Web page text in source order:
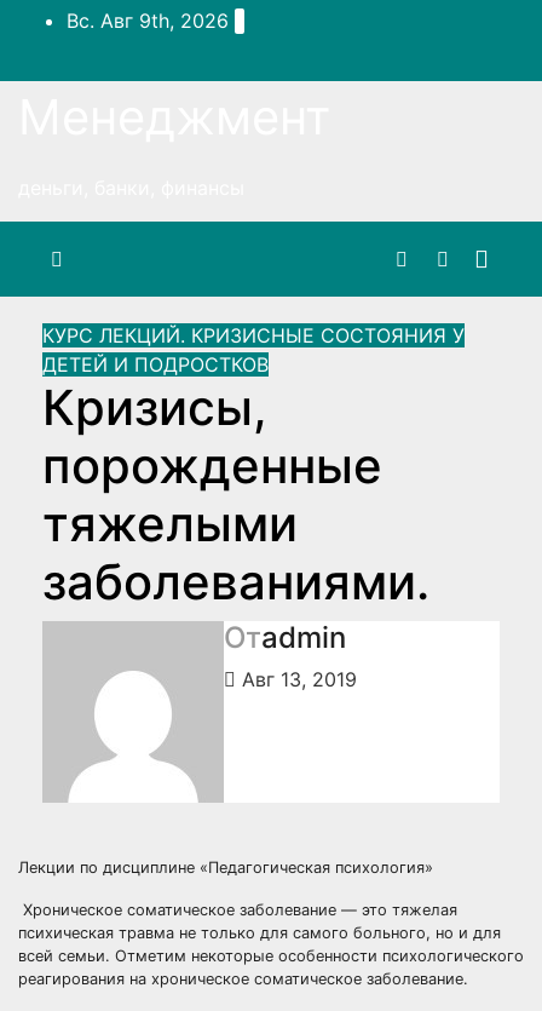
ПерейтиВс. Авг 9th, 2026
КУРС ЛЕКЦИЙ. КРИЗИСНЫЕ СОСТОЯНИЯ У
ДЕТЕЙ И ПОДРОСТКОВ
Кризисы,
порожденные
тяжелыми
заболеваниями.
Отadmin
Авг 13, 2019
Лекции по дисциплине «Педагогическая психология»
Хроническое соматическое заболевание — это тяжелая
психическая травма не только для самого больного, но и для
всей семьи. Отметим некоторые особенности психологического
реагирования на хроническое соматическое заболевание.